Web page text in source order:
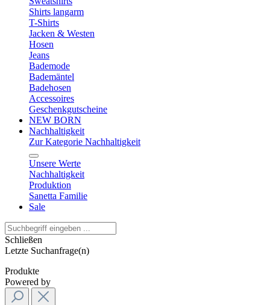
Shirts langarm
T-Shirts
Jacken & Westen
Hosen
Jeans
Bademode
Bademäntel
Badehosen
Accessoires
Geschenkgutscheine
NEW BORN
Nachhaltigkeit
Zur Kategorie Nachhaltigkeit
Unsere Werte
Nachhaltigkeit
Produktion
Sanetta Familie
Sale
Schließen
Letzte Suchanfrage(n)
Produkte
Powered by